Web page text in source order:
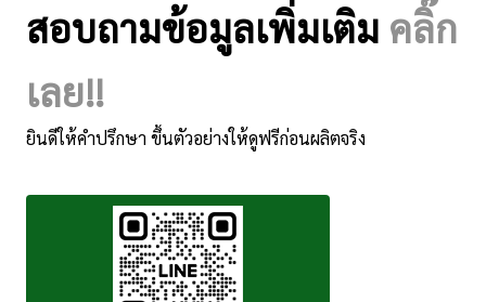
สอบถามข้อมูลเพิ่มเติม คลิ๊ก
เลย!!
ยินดีให้คำปรึกษา ขึ้นตัวอย่างให้ดูฟรีก่อนผลิตจริง